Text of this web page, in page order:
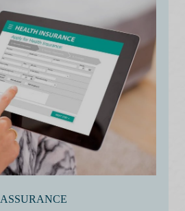
ASSURANCE